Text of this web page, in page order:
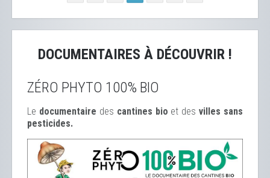
DOCUMENTAIRES À DÉCOUVRIR !
ZÉRO PHYTO 100% BIO
Le documentaire des cantines bio et desvilles sans
pesticides.